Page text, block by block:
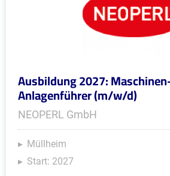
Ausbildung 2027:
Anlagenführer (m/w/d)
NEOPERL GmbH
Müllheim
Start: 2027